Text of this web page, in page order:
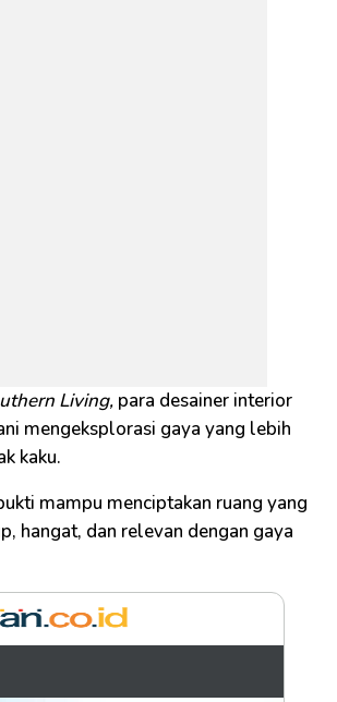
Living, para desainer interior
mengeksplorasi gaya yang lebih
kaku.
mampu menciptakan ruang yang
hangat, dan relevan dengan gaya